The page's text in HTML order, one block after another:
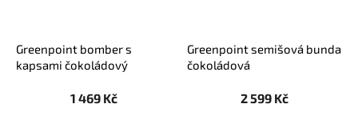
Greenpoint bomber s
kapsami čokoládový
1 469 Kč
Greenpoint semišová bunda
čokoládová
2 599 Kč